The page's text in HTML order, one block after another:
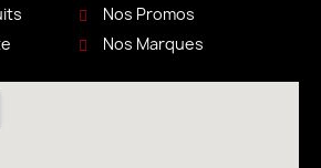
Nos Promos
Nos Marques